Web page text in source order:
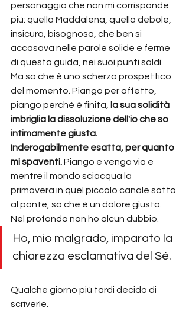
personaggio che non mi corrisponde
più: quella Maddalena, quella debole,
insicura, bisognosa, che ben si
accasava nelle parole solide e ferme
di questa guida, nei suoi punti saldi.
Ma so che è uno scherzo prospettico
del momento. Piango per affetto,
piango perché è finita, la sua solidità
imbriglia la dissoluzione dell'io che so
intimamente giusta.
Inderogabilmente esatta, per quanto
mi spaventi. Piango e vengo via e
mentre il mondo sciacqua la
primavera in quel piccolo canale sotto
al ponte, so che è un dolore giusto.
Nel profondo non ho alcun dubbio.
Ho, mio malgrado, imparato la
chiarezza esclamativa del Sé.
Qualche giorno più tardi decido di
scriverle.